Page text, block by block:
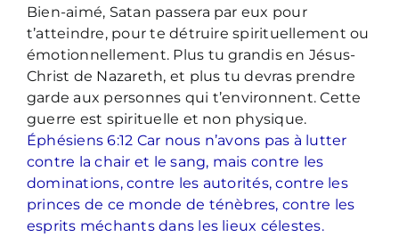
Bien-aimé, Satan passera par eux pour
t’atteindre, pour te détruire spirituellement ou
émotionnellement. Plus tu grandis en Jésus-
Christ de Nazareth, et plus tu devras prendre
garde aux personnes qui t’environnent. Cette
guerre est spirituelle et non physique.
Éphésiens 6:12 Car nous n’avons pas à lutter
contre la chair et le sang, mais contre les
dominations, contre les autorités, contre les
princes de ce monde de ténèbres, contre les
esprits méchants dans les lieux célestes.